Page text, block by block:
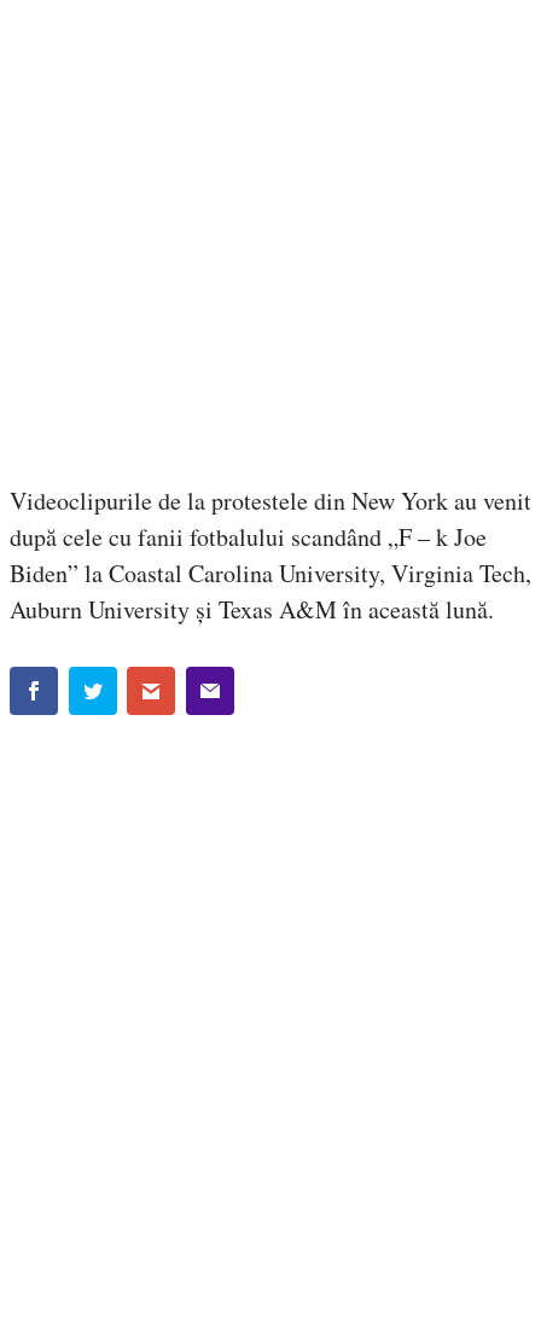
Videoclipurile de la protestele din New York au venit
după cele cu fanii fotbalului scandând „F – k Joe
Biden” la Coastal Carolina University, Virginia Tech,
Auburn University și Texas A&M în această lună.